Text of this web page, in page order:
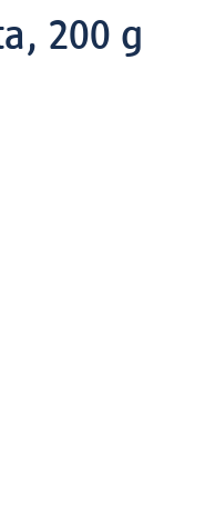
200 g